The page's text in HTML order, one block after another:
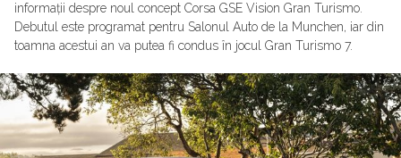
informații despre noul concept Corsa GSE Vision Gran Turismo.
Debutul este programat pentru Salonul Auto de la Munchen, iar din
toamna acestui an va putea fi condus în jocul Gran Turismo 7.